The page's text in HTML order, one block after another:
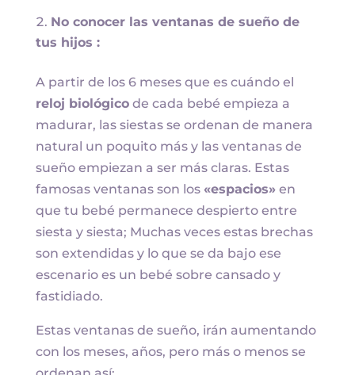
No conocer las ventanas de sueño de
tus hijos :
A partir de los 6 meses que es cuándo el
reloj biológicode cada bebé empieza a
madurar, las siestas se ordenan de manera
natural un poquito más y las ventanas de
sueño empiezan a ser más claras. Estas
famosas ventanas son los «espacios»en
que tu bebé permanece despierto entre
siesta y siesta; Muchas veces estas brechas
son extendidas y lo que se da bajo ese
escenario es un bebé sobre cansado y
fastidiado.
Estas ventanas de sueño, irán aumentando
con los meses, años, pero más o menos se